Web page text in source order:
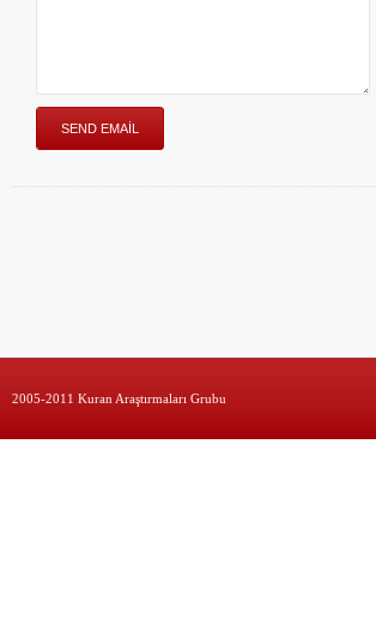
2005-2011 Kuran Araştırmaları Grubu